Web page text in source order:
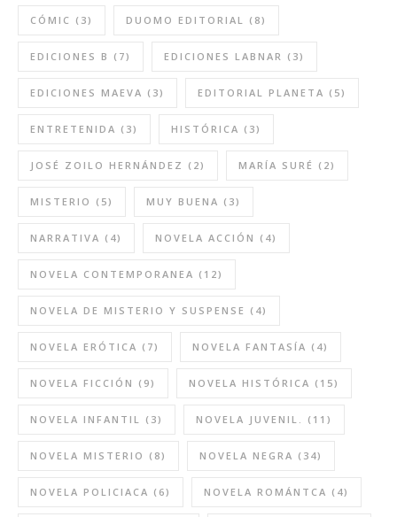
CÓMIC (3) DUOMO EDITORIAL (8)
EDICIONES B (7) EDICIONES LABNAR (3)
EDICIONES MAEVA (3) EDITORIAL PLANETA (5)
ENTRETENIDA (3) HISTÓRICA (3)
JOSÉ ZOILO HERNÁNDEZ (2) MARÍA SURÉ (2)
MISTERIO (5) MUY BUENA (3)
NARRATIVA (4) NOVELA ACCIÓN (4)
NOVELA CONTEMPORANEA (12)
NOVELA DE MISTERIO Y SUSPENSE (4)
NOVELA ERÓTICA (7) NOVELA FANTASÍA (4)
NOVELA FICCIÓN (9) NOVELA HISTÓRICA (15)
NOVELA INFANTIL (3) NOVELA JUVENIL. (11)
NOVELA MISTERIO (8) NOVELA NEGRA (34)
NOVELA POLICIACA (6) NOVELA ROMÁNTCA (4)